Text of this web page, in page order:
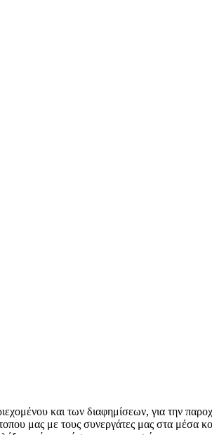
και των διαφημίσεων, για την
μας με τους συνεργάτες μας στα μέσα